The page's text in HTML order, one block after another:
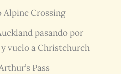
Alpine Crossing
pasando por
vuelo a Christchurch
Pass